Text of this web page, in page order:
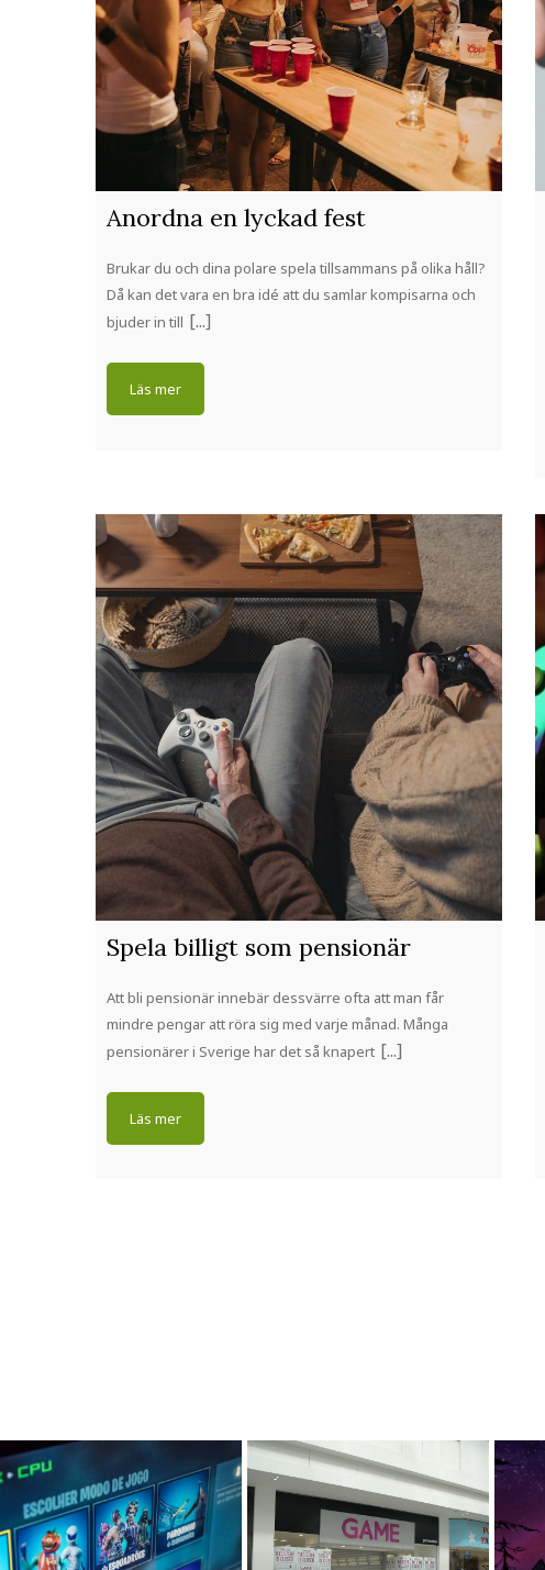
Anordna en lyckad fest
Brukar du och dina polare spela tillsammans på olika håll?
Då kan det vara en bra idé att du samlar kompisarna och
bjuder in till
Spela billigt som pensionär
Att bli pensionär innebär dessvärre ofta att man får
mindre pengar att röra sig med varje månad. Många
pensionärer i Sverige har det så knapert